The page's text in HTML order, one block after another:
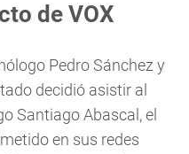
de VOX
Pedro Sánchez y
decidió asistir al
Santiago Abascal, el
en sus redes